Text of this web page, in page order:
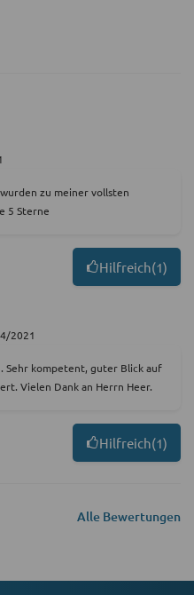
zu meiner vollsten
5 Sterne
Hilfreich(1)
2021
Sehr kompetent, guter Blick auf
Vielen Dank an Herrn Heer.
Hilfreich(1)
Alle Bewertungen